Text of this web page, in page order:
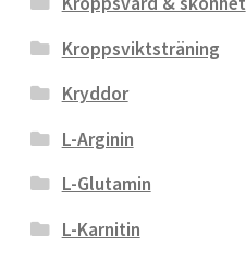
Kroppsviktsträning
Kryddor
L-Arginin
L-Glutamin
L-Karnitin